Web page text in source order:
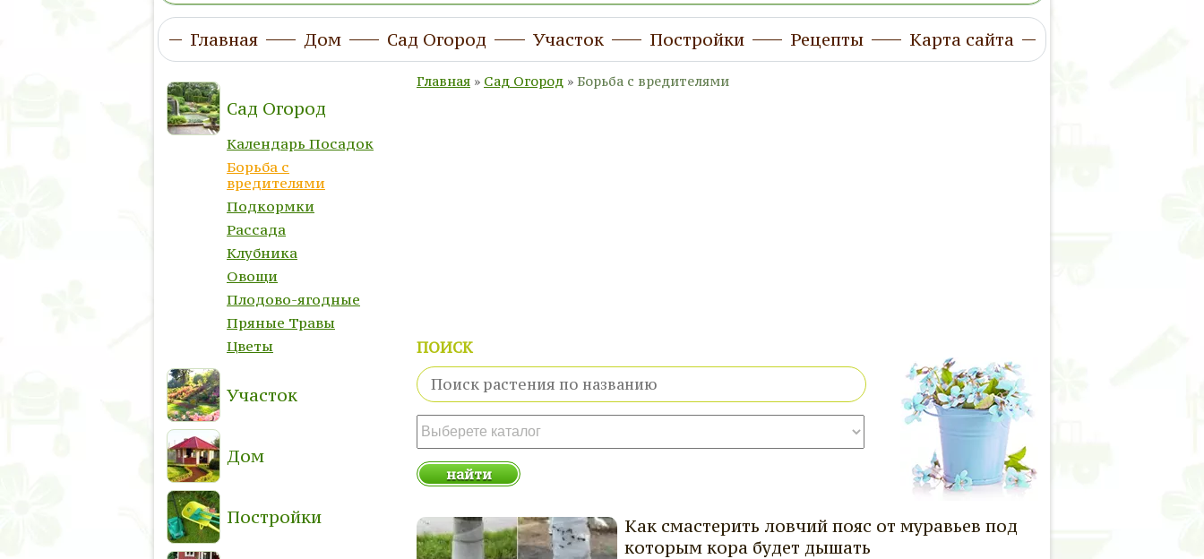
Главная Дом Сад Огород Участок Постройки Рецепты Карта сайта
Главная » Сад Огород » Борьба с вредителями
ПОИСК
Как смастерить ловчий пояс от муравьев под
которым кора будет дышать
Сад Огород
Календарь Посадок
Борьба с
вредителями
Подкормки
Рассада
Клубника
Овощи
Плодово-ягодные
Пряные Травы
Цветы
Участок
Дом
Постройки